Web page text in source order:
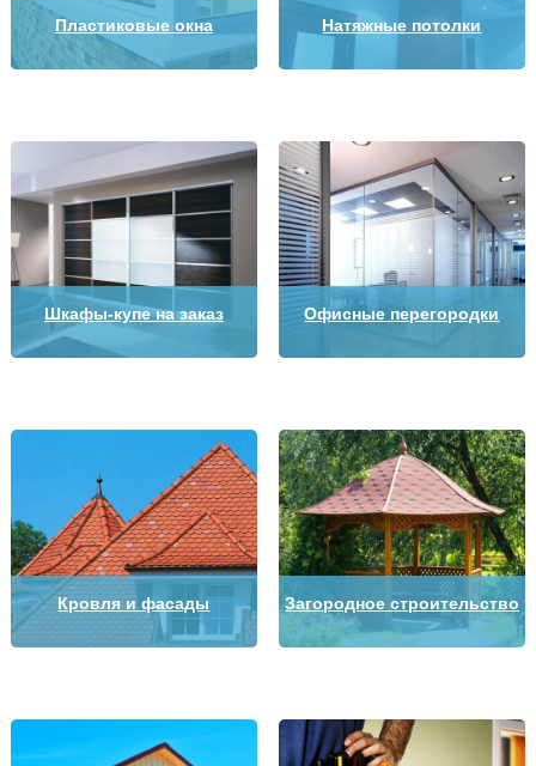
Пластиковые окна Натяжные потолки
Шкафы-купе на заказ Офисные перегородки
Кровля и фасады Загородное строительство